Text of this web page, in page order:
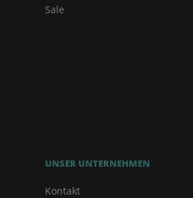
Sale
UNSER UNTERNEHMEN
Kontakt